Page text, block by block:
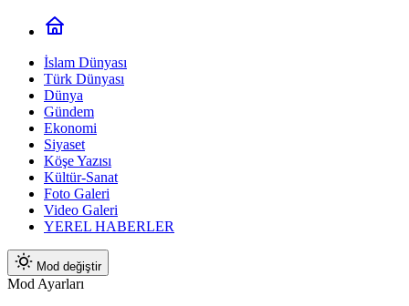
İslam Dünyası
Türk Dünyası
Dünya
Gündem
Ekonomi
Siyaset
Köşe Yazısı
Kültür-Sanat
Foto Galeri
Video Galeri
YEREL HABERLER
Mod değiştir
Mod Ayarları